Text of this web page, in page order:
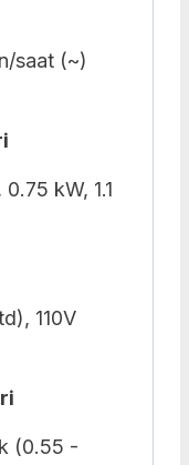
saat (~)
kW, 1.1
110V
(0.55 -